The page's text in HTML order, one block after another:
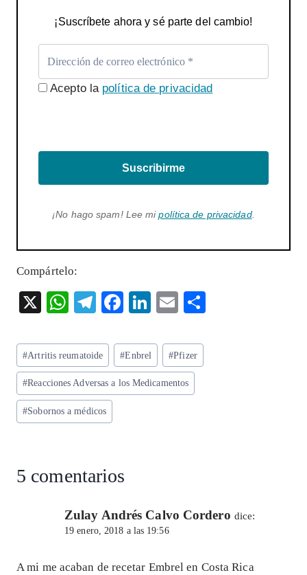
¡Suscríbete ahora y sé parte del cambio!
Acepto la política de privacidad
Suscribirme
¡No hago spam! Lee mipolítica de privacidad.
Compártelo:
X
W
ts
A
p
p
T
eg
ra
m
F
eb
o
o
Li
ke
dI
n
E
ai
l
Etiquetas
de
la
entrada:
#Artritis reumatoide #Enbrel #Pfizer
#Reacciones Adversas a los Medicamentos
#Sobornos a médicos
5 comentarios
Zulay Andrés Calvo Cordero dice:
19 enero, 2018 a las 19:56
A mi me acaban de recetar Embrel en Costa Rica